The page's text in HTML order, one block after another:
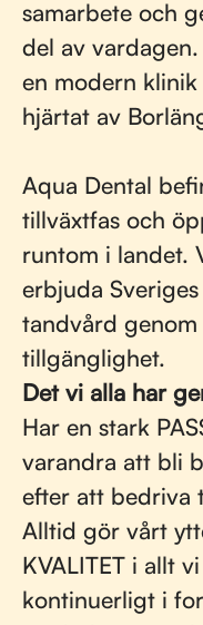
samarbete och
del av
en modern
hjärtat av
Aqua Dental
tillväxtfas och
runtom i landet.
erbjuda
tandvård
tillgänglighet.
Det vi alla har
Har en stark
varandra att bli
efter att bedriva
Alltid gör vårt
KVALITET i allt
kontinuerligt i